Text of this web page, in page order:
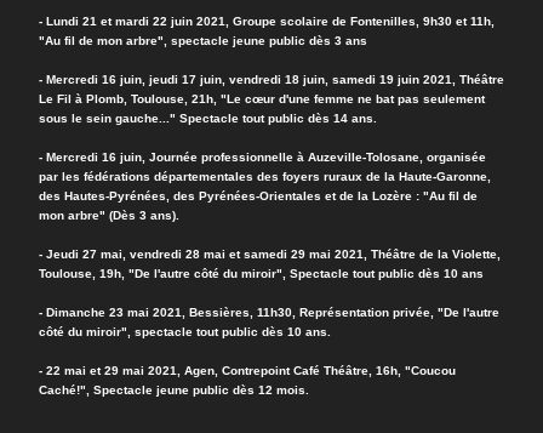
- Lundi 21 et mardi 22 juin 2021, Groupe scolaire de Fontenilles, 9h30 et 11h,
"Au fil de mon arbre", spectacle jeune public dès 3 ans
- Mercredi 16 juin, jeudi 17 juin, vendredi 18 juin, samedi 19 juin 2021, Théâtre
Le Fil à Plomb, Toulouse, 21h, "Le cœur d'une femme ne bat pas seulement
sous le sein gauche..." Spectacle tout public dès 14 ans.
- Mercredi 16 juin, Journée professionnelle à Auzeville-Tolosane, organisée
par les fédérations départementales des foyers ruraux de la Haute-Garonne,
des Hautes-Pyrénées, des Pyrénées-Orientales et de la Lozère : "Au fil de
mon arbre" (Dès 3 ans).
- Jeudi 27 mai, vendredi 28 mai et samedi 29 mai 2021, Théâtre de la Violette,
Toulouse, 19h, "De l'autre côté du miroir", Spectacle tout public dès 10 ans
- Dimanche 23 mai 2021, Bessières, 11h30, Représentation privée, "De l'autre
côté du miroir", spectacle tout public dès 10 ans.
- 22 mai et 29 mai 2021, Agen, Contrepoint Café Théâtre, 16h, "Coucou
Caché!", Spectacle jeune public dès 12 mois.